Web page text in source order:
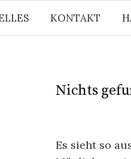
KONTAKT
Nichts
Es sieht so